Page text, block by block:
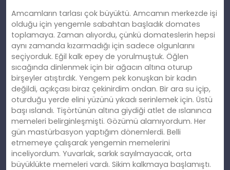
Amcamların tarlası çok büyüktü. Amcamın merkezde işi
olduğu için yengemle sabahtan başladık domates
toplamaya. Zaman alıyordu, çünkü domateslerin hepsi
aynı zamanda kızarmadığı için sadece olgunlarını
seçiyorduk. Eğil kalk epey de yorulmuştuk. Öğlen
sıcağında dinlenmek için bir ağacın altına oturup
birşeyler atıştırdık. Yengem pek konuşkan bir kadın
değildi, açıkçası biraz çekinirdim ondan. Bir ara su içip,
oturduğu yerde elini yüzünü yıkadı serinlemek için. Üstü
başı ıslandı. Tişörtünün altına giydiği atlet de ıslanınca
memeleri belirginleşmişti. Gözümü alamıyordum. Her
gün mastürbasyon yaptığım dönemlerdi. Belli
etmemeye çalışarak yengemin memelerini
inceliyordum. Yuvarlak, sarkık sayılmayacak, orta
büyüklükte memeleri vardı. Sikim kalkmaya başlamıştı.